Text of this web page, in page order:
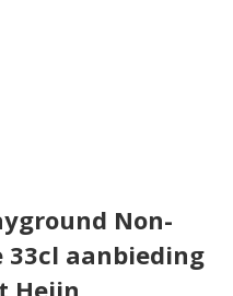
Non-
33cl aanbieding
Heijn